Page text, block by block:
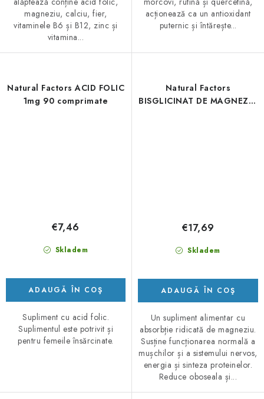
magneziu, calciu, fier,
vitaminele B6 și B12, zinc și
vitamina...
acționează ca un antioxidant
puternic și întărește...
Natural Factors ACID FOLIC
1mg 90 comprimate
Skladem
€7,46
ADAUGĂ ÎN COŞ
Supliment cu acid folic.
Suplimentul este potrivit și
pentru femeile însărcinate.
Natural Factors
BISGLICINAT DE MAGNEZIU
Skladem
€17,69
ADAUGĂ ÎN COŞ
Un supliment alimentar cu
absorbție ridicată de magneziu.
Susține funcționarea normală a
mușchilor și a sistemului nervos,
energia și sinteza proteinelor.
Reduce oboseala și...